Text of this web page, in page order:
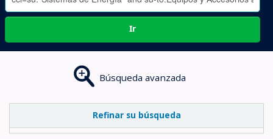
Ir
Búsqueda avanzada
Refinar su búsqueda